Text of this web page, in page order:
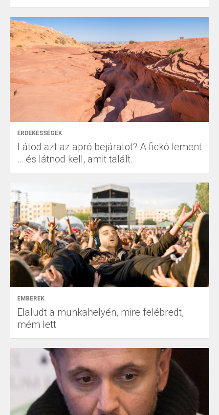
ÉRDEKESSÉGEK
Látod azt az apró bejáratot? A fickó lement
… és látnod kell, amit talált.
EMBEREK
Elaludt a munkahelyén, mire felébredt,
mém lett